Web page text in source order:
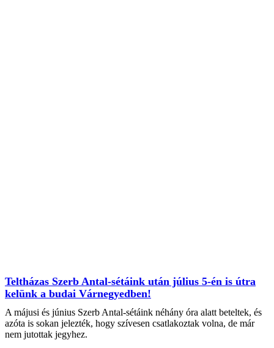
Teltházas Szerb Antal-sétáink után július 5-én is útra
kelünk a budai Várnegyedben!
A májusi és június Szerb Antal-sétáink néhány óra alatt beteltek, és
azóta is sokan jelezték, hogy szívesen csatlakoztak volna, de már
nem jutottak jegyhez.